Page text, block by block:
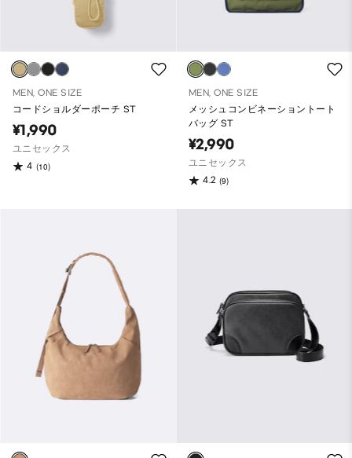
MEN, ONE SIZE
コードショルダーポーチ ST
¥1,990
ユニセックス
4 (10)
MEN, ONE SIZE
メッシュコンビネーショントート
バッグ ST
¥2,990
ユニセックス
4.2 (9)